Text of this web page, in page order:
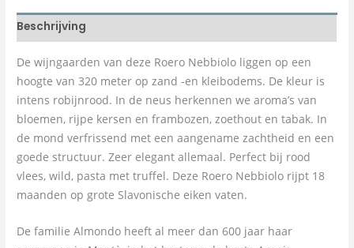
Beschrijving
De wijngaarden van deze Roero Nebbiolo liggen op een
hoogte van 320 meter op zand -en kleibodems. De kleur is
intens robijnrood. In de neus herkennen we aroma’s van
bloemen, rijpe kersen en frambozen, zoethout en tabak. In
de mond verfrissend met een aangename zachtheid en een
goede structuur. Zeer elegant allemaal. Perfect bij rood
vlees, wild, pasta met truffel. Deze Roero Nebbiolo rijpt 18
maanden op grote Slavonische eiken vaten.
De familie Almondo heeft al meer dan 600 jaar haar